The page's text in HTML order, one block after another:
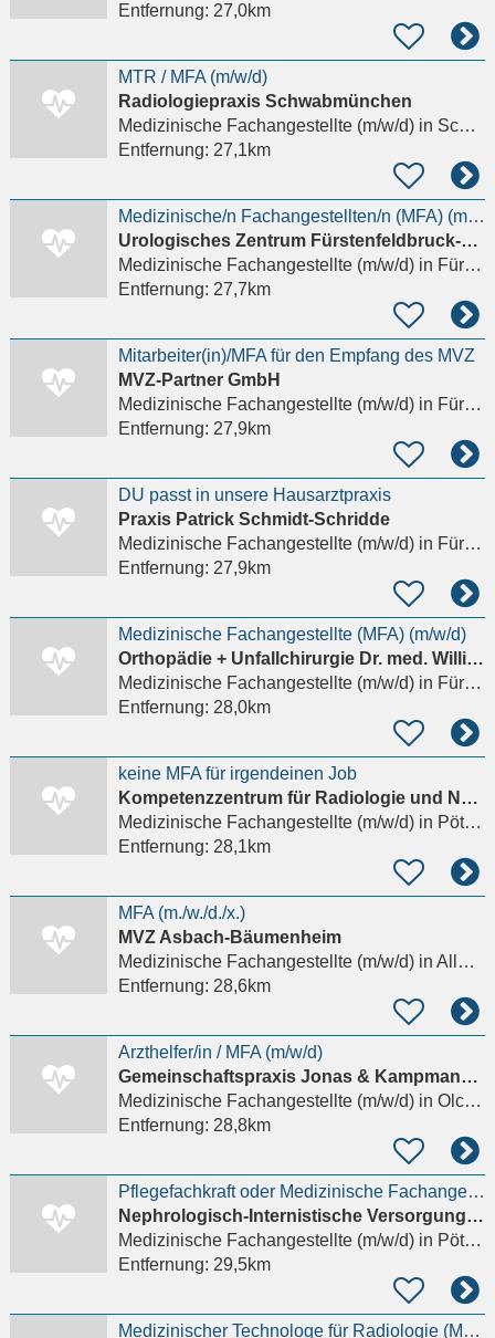
Entfernung: 27,0km
MTR / MFA (m/w/d)
Radiologiepraxis Schwabmünchen
Medizinische Fachangestellte (m/w/d)in Schwabmünchen
Entfernung: 27,1km
Medizinische/n Fachangestellten/n (MFA) (m/w/d)
Urologisches Zentrum Fürstenfeldbruck-Germering
Medizinische Fachangestellte (m/w/d)in Fürstenfeldbruck
Entfernung: 27,7km
Mitarbeiter(in)/MFA für den Empfang des MVZ
MVZ-Partner GmbH
Medizinische Fachangestellte (m/w/d)in Fürstenfeldbruck
Entfernung: 27,9km
DU passt in unsere Hausarztpraxis
Praxis Patrick Schmidt-Schridde
Medizinische Fachangestellte (m/w/d)in Fürstenfeldbruck
Entfernung: 27,9km
Medizinische Fachangestellte (MFA) (m/w/d)
Orthopädie + Unfallchirurgie Dr. med. Willibald Wittmann
Medizinische Fachangestellte (m/w/d)in Fürstenfeldbruck
Entfernung: 28,0km
keine MFA für irgendeinen Job
Kompetenzzentrum für Radiologie und Nuklearmedizin Dres. Boos & Moog
Medizinische Fachangestellte (m/w/d)in Pöttmes
Entfernung: 28,1km
MFA (m./w./d./x.)
MVZ Asbach-Bäumenheim
Medizinische Fachangestellte (m/w/d)in Allmannshofen
Entfernung: 28,6km
Arzthelfer/in / MFA (m/w/d)
Gemeinschaftspraxis Jonas & Kampmann & Schuster - Olching
Medizinische Fachangestellte (m/w/d)in Olching, Neu-Esting
Entfernung: 28,8km
Pflegefachkraft oder Medizinische Fachangestellte (m/w/d) für die Dialyse
Nephrologisch-Internistische Versorgung Ingolstadt GmbH
Medizinische Fachangestellte (m/w/d)in Pöttmes
Entfernung: 29,5km
Medizinischer Technologe für Radiologie (MTR) oder medizinischer Fachangestellter (MFA) (m/w/d)